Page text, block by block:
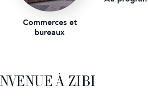
Commerces et
bureaux
À ZIBI